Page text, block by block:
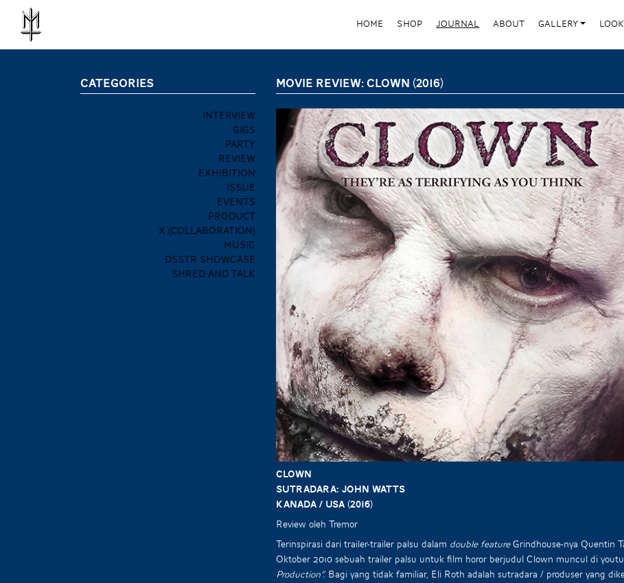
HOME SHOP JOURNAL ABOUT GALLERY
MOVIE REVIEW: CLOWN (2016)
CLOWN
Sutradara: John Watts
Kanada / USA (2016)
Review oleh Tremor
Terinspirasi dari trailer-trailer palsu dalam double featureGrindhouse-nya Quentin
Oktober 2010 sebuah trailer palsu untuk film horor berjudul Clown muncul di
Production”. Bagi yang tidak familiar, Eli Roth adalah sutradara / produser yang
CATEGORIES
INTERVIEW
GIGS
PARTY
REVIEW
EXHIBITION
ISSUE
EVENTS
PRODUCT
X (COLLABORATION)
MUSIC
DSSTR SHOWCASE
SHRED AND TALK